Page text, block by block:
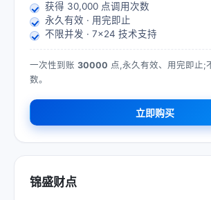
获得 30,000 点调用次数
永久有效 · 用完即止
不限并发 · 7×24 技术支持
一次性到账 30000 点,永久有效、用完即止;
数。
立即购买
锦盛财点